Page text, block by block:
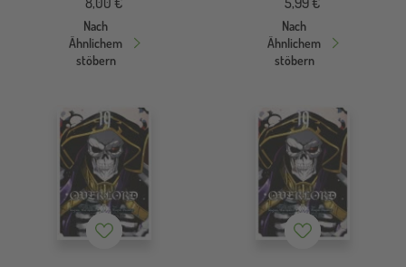
Nach
Ähnlichem
stöbern
Nach
Ähnlichem
stöbern
Merkzettel Merkzettel